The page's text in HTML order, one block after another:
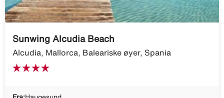
Sunwing Alcudia Beach
Alcudia, Mallorca, Baleariske øyer, Spania